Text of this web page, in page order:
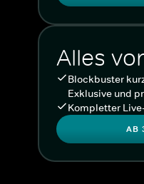
Alles
Blockbuster
Exklusive und
Kompletter
AB